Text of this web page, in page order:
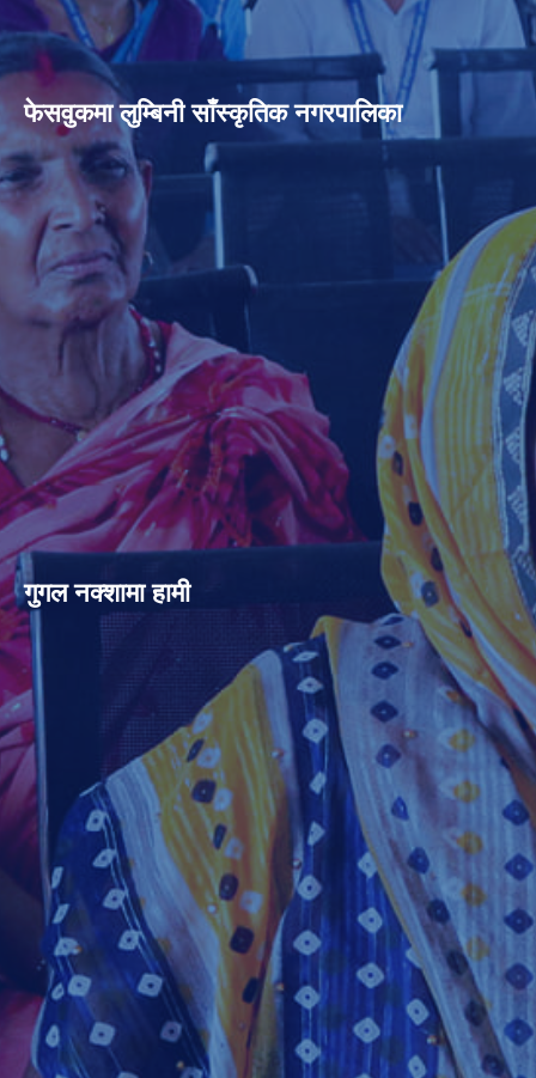
फेसवुकमा लुम्बिनी साँस्कृतिक नगरपालिका
गुगल नक्शामा हामी